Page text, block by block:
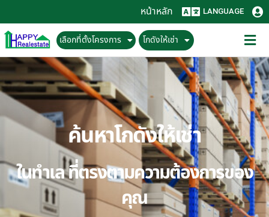
หน้าหลัก LANGUAGE
เลือกที่ตั้งโครงการ โกดังให้เช่า
ค้นหาโกดังให้เช่า
ในทำเล ที่ตรงตามความต้องการของ
คุณ